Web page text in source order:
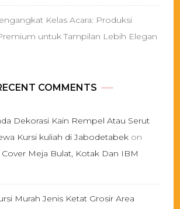
Kelas Acara: Produksi
untuk Tampilan Lebih Elegan
COMMENTS
Dekorasi Kain Rempel Atau Serut
Kursi kuliah di Jabodetabek on
Cover Meja Bulat, Kotak Dan IBM
Murah Jenis Ketat Grosir Area